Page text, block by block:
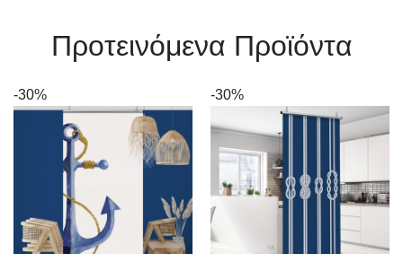
Πρoτεινόμενα Προϊόντα
-30% -30%